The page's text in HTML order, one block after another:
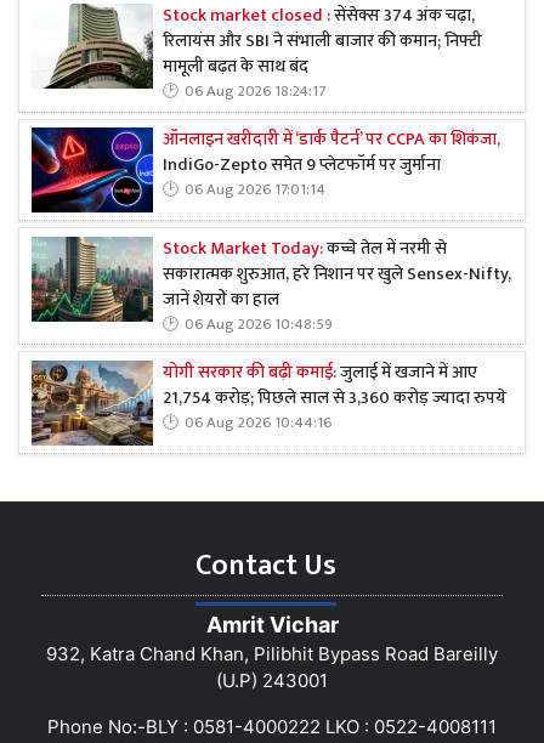
Stock market closed :सेंसेक्स 374 अंक चढ़ा,
रिलायंस और SBI ने संभाली बाजार की कमान; निफ्टी
मामूली बढ़त के साथ बंद
06 Aug 2026 18:24:17
ऑनलाइन खरीदारी में ‘डार्क पैटर्न’ पर CCPA का शिकंजा,
IndiGo-Zepto समेत 9 प्लेटफॉर्म पर जुर्माना
06 Aug 2026 17:01:14
Stock Market Today:कच्चे तेल में नरमी से
सकारात्मक शुरुआत, हरे निशान पर खुले Sensex-Nifty,
जानें शेयरों का हाल
06 Aug 2026 10:48:59
योगी सरकार की बढ़ी कमाई:जुलाई में खजाने में आए
21,754 करोड़; पिछले साल से 3,360 करोड़ ज्यादा रुपये
06 Aug 2026 10:44:16
Contact Us
Amrit Vichar
932, Katra Chand Khan, Pilibhit Bypass Road Bareilly
(U.P) 243001
Phone No:-BLY : 0581-4000222 LKO : 0522-4008111